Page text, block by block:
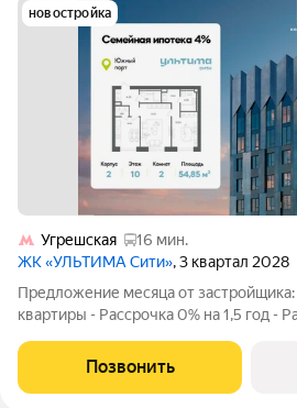
новостройка
Угрешская
16 мин.
ЖК «УЛЬТИМА Сити», 3 квартал 2028
Предложение месяца от застройщика:
квартиры - Рассрочка 0% на 1,5 год -
7% на 7 лет - Семейная ипотека без
Ипотека для всех на весь
Позвонить